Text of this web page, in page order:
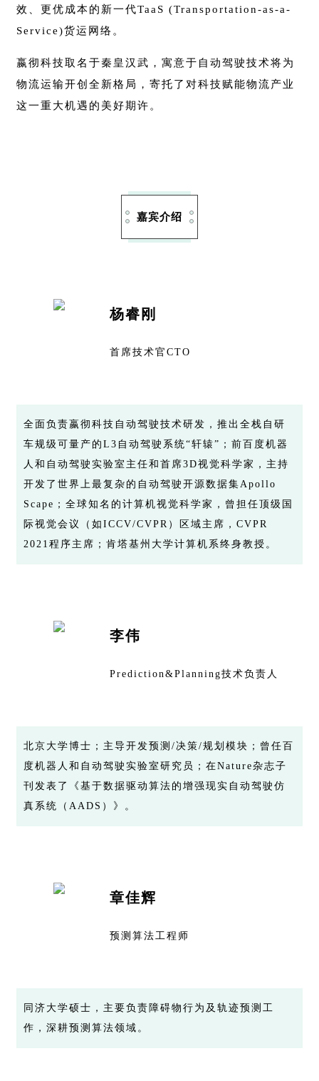
效、更优成本的新一代TaaS (Transportation-as-a-
Service)货运网络。
嬴彻科技取名于秦皇汉武，寓意于自动驾驶技术将为
物流运输开创全新格局，寄托了对科技赋能物流产业
这一重大机遇的美好期许。
嘉宾介绍
杨睿刚
首席技术官CTO
全面负责嬴彻科技自动驾驶技术研发，推出全栈自研
车规级可量产的L3自动驾驶系统“轩辕”；前百度机器
人和自动驾驶实验室主任和首席3D视觉科学家，主持
开发了世界上最复杂的自动驾驶开源数据集Apollo
Scape；全球知名的计算机视觉科学家，曾担任顶级国
际视觉会议（如ICCV/CVPR）区域主席，CVPR
2021程序主席；肯塔基州大学计算机系终身教授。
李伟
Prediction&Planning技术负责人
北京大学博士；主导开发预测/决策/规划模块；曾任百
度机器人和自动驾驶实验室研究员；在Nature杂志子
刊发表了《基于数据驱动算法的增强现实自动驾驶仿
真系统（AADS）》。
章佳辉
预测算法工程师
同济大学硕士，主要负责障碍物行为及轨迹预测工
作，深耕预测算法领域。